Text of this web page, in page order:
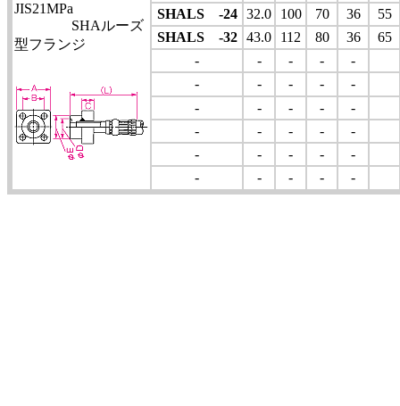
JIS21MPa
SHAルーズ
型フランジ
SHALS -24
32.0 100 70 36
55
SHALS -32
43.0 112 80 36
65
-
- - -
-
-
- - -
-
-
- - -
-
-
- - -
-
-
- - -
-
-
- - - -